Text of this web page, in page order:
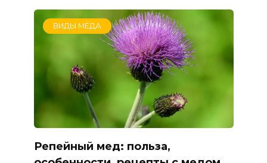
ВИДЫ МЁДА
Репейный мед: польза,